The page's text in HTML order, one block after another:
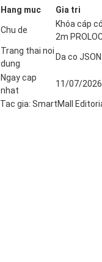
Hang muc Gia tri
Chu de
Khóa cáp
2m
Trang thai noi
dung
Da co
Ngay cap
nhat
11/07/2026
Tac gia: SmartMall